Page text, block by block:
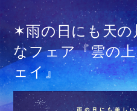
✶雨の日にも天の
なフェア『雲の
ェイ』